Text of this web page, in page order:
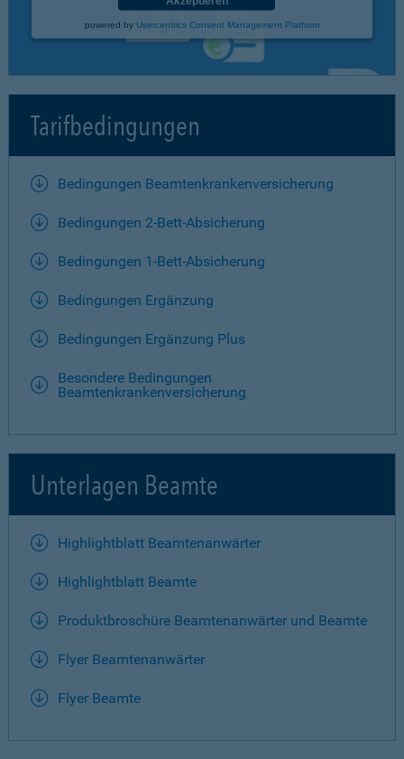
powered by Usercentrics Consent Management Platform
Tarifbedingungen
Bedingungen Beamtenkrankenversicherung
Bedingungen 2-Bett-Absicherung
Bedingungen 1-Bett-Absicherung
Bedingungen Ergänzung
Bedingungen Ergänzung Plus
Besondere Bedingungen
Beamtenkrankenversicherung
Unterlagen Beamte
Highlightblatt Beamtenanwärter
Highlightblatt Beamte
Produktbroschüre Beamtenanwärter und Beamte
Flyer Beamtenanwärter
Flyer Beamte